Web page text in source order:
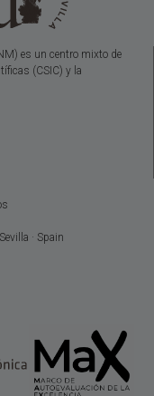
es un centro mixto de
(CSIC) y la
· Spain